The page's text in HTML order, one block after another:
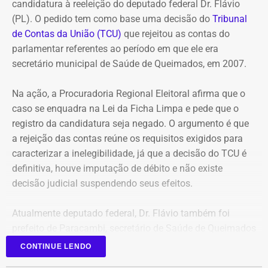
pagamentos
O governo também sustenta que os responsáveis pela
Refit descumpriram o parcelamento especial firmado
parcelas deixaram de ser pagas por mais de 90 dias,
situação que, segundo a legislação, autoriza o
cancelamento do acordo e a decretação da falência.
Outro ponto destacado é que, mesmo após aderir ao
parcelamento, a empresa teria acumulado mais de R$ 1,8
bilhão em novos débitos com o Estado. Segundo a
dobro o valor pago durante a vigência do acordo,
regularizar sua situação fiscal.
candidatura à reeleição do deputado federal Dr. Flávio
(PL). O pedido tem como base uma decisão do Tribunal
de Contas da União (TCU) que rejeitou as contas do
parlamentar referentes ao período em que ele era
secretário municipal de Saúde de Queimados, em 2007.
Na ação, a Procuradoria Regional Eleitoral afirma que o
caso se enquadra na Lei da Ficha Limpa e pede que o
registro da candidatura seja negado. O argumento é que
a rejeição das contas reúne os requisitos exigidos para
caracterizar a inelegibilidade, já que a decisão do TCU é
definitiva, houve imputação de débito e não existe
decisão judicial suspendendo seus efeitos.
Atualmente deputado federal, Dr. Flávio também foi
e secretário estadual de Agricultura do Rio.
CONTINUE LENDO